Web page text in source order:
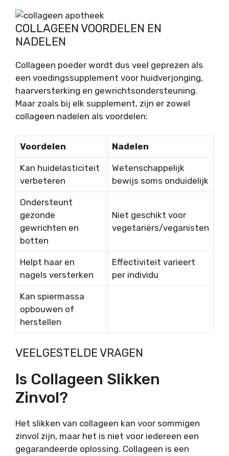
COLLAGEEN VOORDELEN EN
NADELEN
Collageen poeder wordt dus veel geprezen als
een voedingssupplement voor huidverjonging,
haarversterking en gewrichtsondersteuning.
Maar zoals bij elk supplement, zijn er zowel
collageen nadelen als voordelen:
Voordelen Nadelen
Kan huidelasticiteit
verbeteren
Wetenschappelijk
bewijs soms onduidelijk
Ondersteunt
gezonde
gewrichten en
botten
Niet geschikt voor
vegetariërs/veganisten
Helpt haar en
nagels versterken
Effectiviteit varieert
per individu
Kan spiermassa
opbouwen of
herstellen
VEELGESTELDE VRAGEN
Is Collageen Slikken
Zinvol?
Het slikken van collageen kan voor sommigen
zinvol zijn, maar het is niet voor iedereen een
gegarandeerde oplossing. Collageen is een